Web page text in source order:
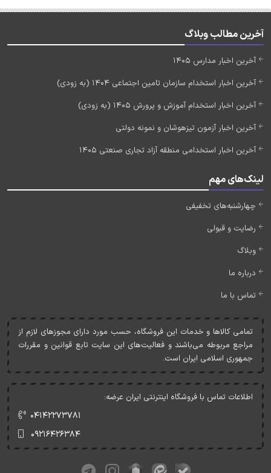
آخرین مطالب وبلاگ
آخرین اخبار مدارس 1405
آخرین اخبار استخدام سازمان تامین اجتماعی 1404 (به زودی)
آخرین اخبار استخدام آموزش و پرورش 1405 (به زودی)
آخرین اخبار آزمون تیزهوشان و نمونه دولتی
آخرین اخبار استخدامی منطقه آزاد تجاری صنعتی 1405
لینک‌های مهم
چهارشنبه‌های تخفیفی
رضایت و قبولی
وبلاگ
درباره ما
تماس با ما
تمامی کالاها و خدمات اين فروشگاه، حسب مورد دارای مجوزهای لازم از
مراجع مربوطه می‌باشند و فعاليت‌های اين سايت تابع قوانين و مقررات
جمهوری اسلامی ايران است.
اطلاعات تماس با فروشگاه اینترنتی ایران عرضه:
۰۴۱۴۲۲۷۳۷۸۱
۰۹۲۱۶۴۲۶۳۸۴